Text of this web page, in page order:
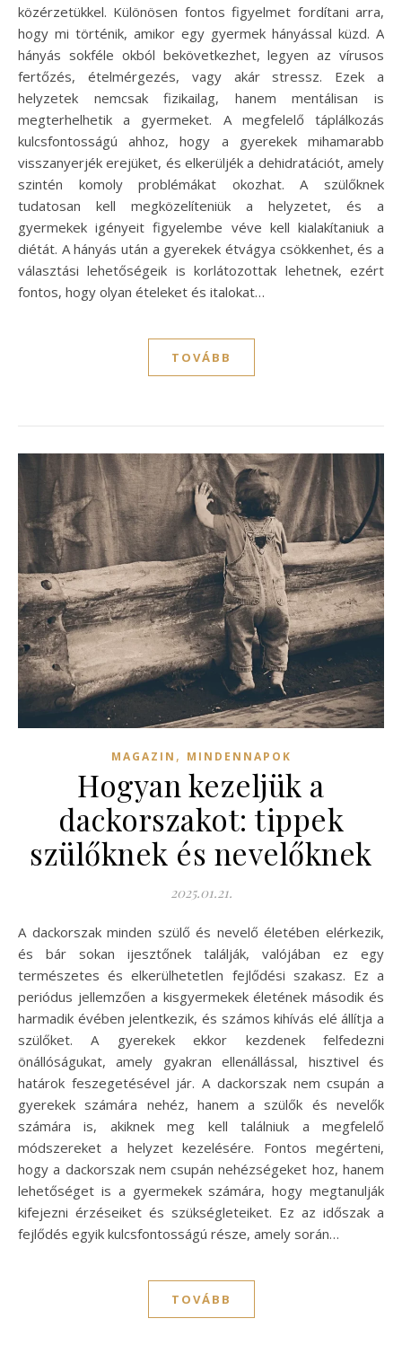
közérzetükkel. Különösen fontos figyelmet fordítani arra,
hogy mi történik, amikor egy gyermek hányással küzd. A
hányás sokféle okból bekövetkezhet, legyen az vírusos
fertőzés, ételmérgezés, vagy akár stressz. Ezek a
helyzetek nemcsak fizikailag, hanem mentálisan is
megterhelhetik a gyermeket. A megfelelő táplálkozás
kulcsfontosságú ahhoz, hogy a gyerekek mihamarabb
visszanyerjék erejüket, és elkerüljék a dehidratációt, amely
szintén komoly problémákat okozhat. A szülőknek
tudatosan kell megközelíteniük a helyzetet, és a
gyermekek igényeit figyelembe véve kell kialakítaniuk a
diétát. A hányás után a gyerekek étvágya csökkenhet, és a
választási lehetőségeik is korlátozottak lehetnek, ezért
fontos, hogy olyan ételeket és italokat…
TOVÁBB
MAGAZIN , MINDENNAPOK
Hogyan kezeljük a
dackorszakot: tippek
szülőknek és nevelőknek
2025.01.21.
A dackorszak minden szülő és nevelő életében elérkezik,
és bár sokan ijesztőnek találják, valójában ez egy
természetes és elkerülhetetlen fejlődési szakasz. Ez a
periódus jellemzően a kisgyermekek életének második és
harmadik évében jelentkezik, és számos kihívás elé állítja a
szülőket. A gyerekek ekkor kezdenek felfedezni
önállóságukat, amely gyakran ellenállással, hisztivel és
határok feszegetésével jár. A dackorszak nem csupán a
gyerekek számára nehéz, hanem a szülők és nevelők
számára is, akiknek meg kell találniuk a megfelelő
módszereket a helyzet kezelésére. Fontos megérteni,
hogy a dackorszak nem csupán nehézségeket hoz, hanem
lehetőséget is a gyermekek számára, hogy megtanulják
kifejezni érzéseiket és szükségleteiket. Ez az időszak a
fejlődés egyik kulcsfontosságú része, amely során…
TOVÁBB